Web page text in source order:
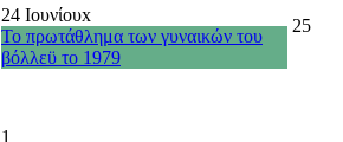
24 Ιουνίουx
Το πρωτάθλημα των γυναικών του
βόλλεϋ το 1979
25
1